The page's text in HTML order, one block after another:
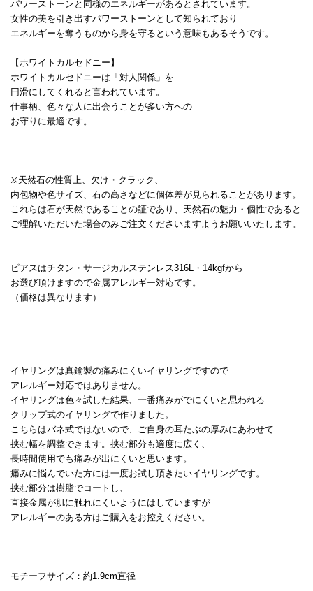
パワーストーンと同様のエネルギーがあるとされています。
女性の美を引き出すパワーストーンとして知られており
エネルギーを奪うものから身を守るという意味もあるそうです。
【ホワイトカルセドニー】
ホワイトカルセドニーは「対人関係」を
円滑にしてくれると言われています。
仕事柄、色々な人に出会うことが多い方への
お守りに最適です。
※天然石の性質上、欠け・クラック、
内包物や色サイズ、石の高さなどに個体差が見られることがあります。
これらは石が天然であることの証であり、天然石の魅力・個性であると
ご理解いただいた場合のみご注文くださいますようお願いいたします。
ピアスはチタン・サージカルステンレス316L・14kgfから
お選び頂けますので金属アレルギー対応です。
（価格は異なります）
イヤリングは真鍮製の痛みにくいイヤリングですので
アレルギー対応ではありません。
イヤリングは色々試した結果、一番痛みがでにくいと思われる
クリップ式のイヤリングで作りました。
こちらはバネ式ではないので、ご自身の耳たぶの厚みにあわせて
挟む幅を調整できます。挟む部分も適度に広く、
長時間使用でも痛みが出にくいと思います。
痛みに悩んでいた方には一度お試し頂きたいイヤリングです。
挟む部分は樹脂でコートし、
直接金属が肌に触れにくいようにはしていますが
アレルギーのある方はご購入をお控えください。
モチーフサイズ：約1.9cm直径